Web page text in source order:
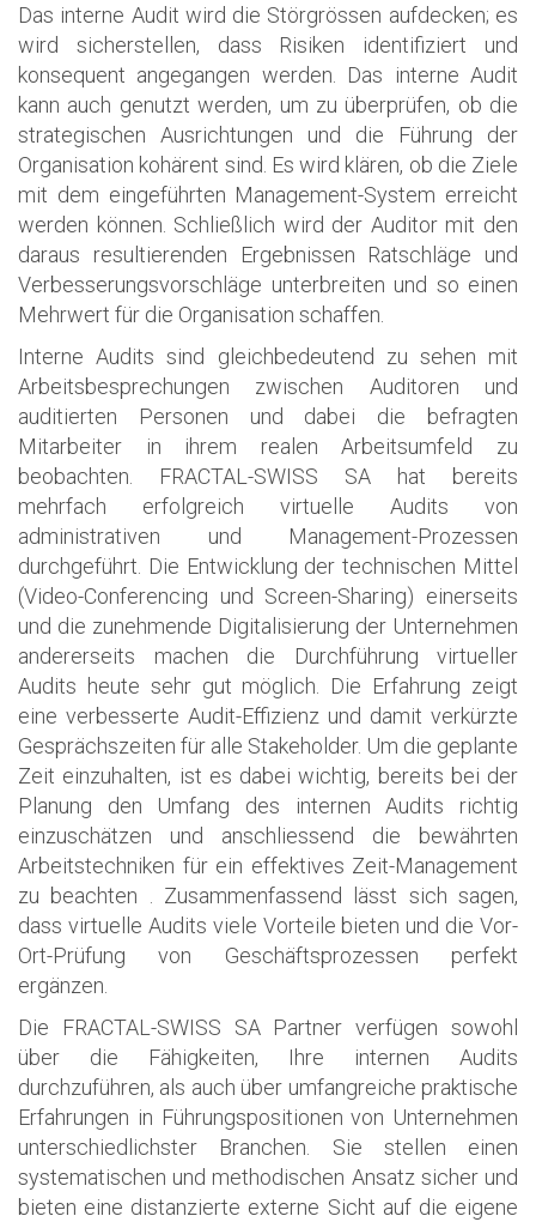
Das interne Audit wird die Störgrössen aufdecken; es
wird sicherstellen, dass Risiken identifiziert und
konsequent angegangen werden. Das interne Audit
kann auch genutzt werden, um zu überprüfen, ob die
strategischen Ausrichtungen und die Führung der
Organisation kohärent sind. Es wird klären, ob die Ziele
mit dem eingeführten Management-System erreicht
werden können. Schließlich wird der Auditor mit den
daraus resultierenden Ergebnissen Ratschläge und
Verbesserungsvorschläge unterbreiten und so einen
Mehrwert für die Organisation schaffen.
Interne Audits sind gleichbedeutend zu sehen mit
Arbeitsbesprechungen zwischen Auditoren und
auditierten Personen und dabei die befragten
Mitarbeiter in ihrem realen Arbeitsumfeld zu
beobachten. FRACTAL-SWISS SA hat bereits
mehrfach erfolgreich virtuelle Audits von
administrativen und Management-Prozessen
durchgeführt. Die Entwicklung der technischen Mittel
(Video-Conferencing und Screen-Sharing) einerseits
und die zunehmende Digitalisierung der Unternehmen
andererseits machen die Durchführung virtueller
Audits heute sehr gut möglich. Die Erfahrung zeigt
eine verbesserte Audit-Effizienz und damit verkürzte
Gesprächszeiten für alle Stakeholder. Um die geplante
Zeit einzuhalten, ist es dabei wichtig, bereits bei der
Planung den Umfang des internen Audits richtig
einzuschätzen und anschliessend die bewährten
Arbeitstechniken für ein effektives Zeit-Management
zu beachten . Zusammenfassend lässt sich sagen,
dass virtuelle Audits viele Vorteile bieten und die Vor-
Ort-Prüfung von Geschäftsprozessen perfekt
ergänzen.
Die
FRACTAL-SWISS SAPartner verfügen sowohl
über die Fähigkeiten, Ihre internen Audits
durchzuführen, als auch über umfangreiche praktische
Erfahrungen in Führungspositionen von Unternehmen
unterschiedlichster Branchen. Sie stellen einen
systematischen und methodischen Ansatz sicher und
bieten eine distanzierte externe Sicht auf die eigene